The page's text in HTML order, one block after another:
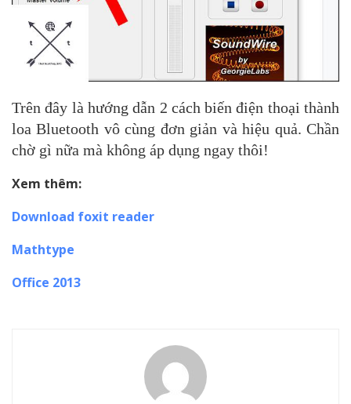
Trên đây là hướng dẫn 2 cách biến điện thoại thành
loa Bluetooth vô cùng đơn giản và hiệu quả. Chần
chờ gì nữa mà không áp dụng ngay thôi!
Xem thêm:
Download foxit reader
Mathtype
Office 2013